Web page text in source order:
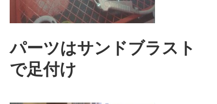
パーツはサンドブラスト
で足付け